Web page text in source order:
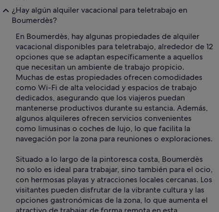
¿Hay algún alquiler vacacional para teletrabajo en
Boumerdès?
En Boumerdès, hay algunas propiedades de alquiler
vacacional disponibles para teletrabajo, alrededor de 12
opciones que se adaptan específicamente a aquellos
que necesitan un ambiente de trabajo propicio.
Muchas de estas propiedades ofrecen comodidades
como Wi-Fi de alta velocidad y espacios de trabajo
dedicados, asegurando que los viajeros puedan
mantenerse productivos durante su estancia. Además,
algunos alquileres ofrecen servicios convenientes
como limusinas o coches de lujo, lo que facilita la
navegación por la zona para reuniones o exploraciones.
Situado a lo largo de la pintoresca costa, Boumerdès
no solo es ideal para trabajar, sino también para el ocio,
con hermosas playas y atracciones locales cercanas. Los
visitantes pueden disfrutar de la vibrante cultura y las
opciones gastronómicas de la zona, lo que aumenta el